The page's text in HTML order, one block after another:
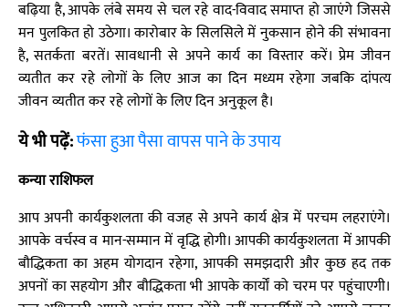
बढ़िया है, आपके लंबे समय से चल रहे वाद-विवाद समाप्त हो जाएंगे जिससे
मन पुलकित हो उठेगा। कारोबार के सिलसिले में नुकसान होने की संभावना
है, सतर्कता बरतें। सावधानी से अपने कार्य का विस्तार करें। प्रेम जीवन
व्यतीत कर रहे लोगों के लिए आज का दिन मध्यम रहेगा जबकि दांपत्य
जीवन व्यतीत कर रहे लोगों के लिए दिन अनुकूल है।
ये भी पढ़ें:फंसा हुआ पैसा वापस पाने के उपाय
कन्या राशिफल
आप अपनी कार्यकुशलता की वजह से अपने कार्य क्षेत्र में परचम लहराएंगे।
आपके वर्चस्व व मान-सम्मान में वृद्धि होगी। आपकी कार्यकुशलता में आपकी
बौद्धिकता का अहम योगदान रहेगा, आपकी समझदारी और कुछ हद तक
अपनों का सहयोग और बौद्धिकता भी आपके कार्यों को चरम पर पहुंचाएगी।